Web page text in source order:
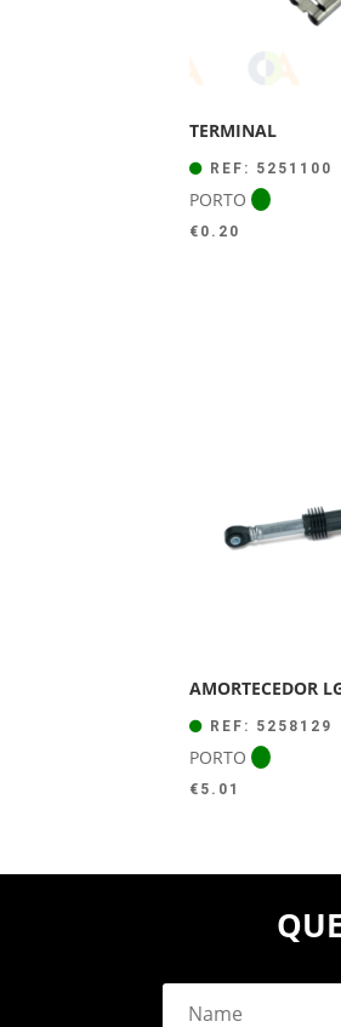
TERMINAL
REF: 5251100
PORTO
€ 0.20
AMORTECEDOR
REF: 5258129
PORTO
€ 5.01